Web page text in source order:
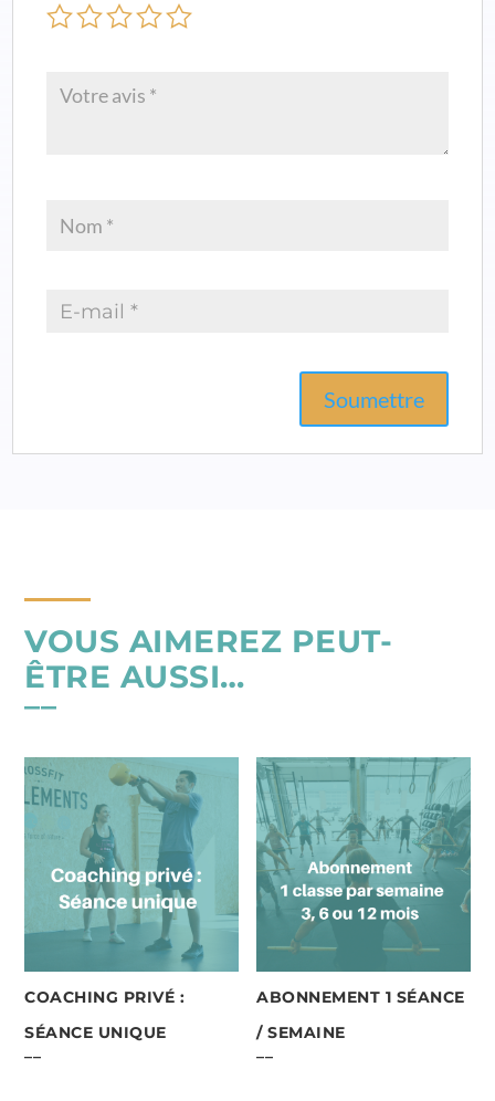
VOUS AIMEREZ PEUT-
ÊTRE AUSSI…
COACHING PRIVÉ :
SÉANCE UNIQUE
ABONNEMENT 1 SÉANCE
/ SEMAINE